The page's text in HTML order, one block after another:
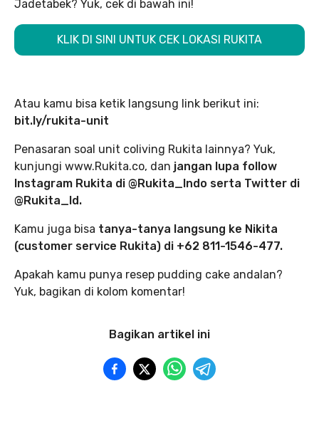
Jadetabek? Yuk, cek di bawah ini!
KLIK DI SINI UNTUK CEK LOKASI RUKITA
Atau kamu bisa ketik langsung link berikut ini:
bit.ly/rukita-unit
Penasaran soal unit coliving Rukita lainnya? Yuk,
kunjungi www.Rukita.co, dan jangan lupa follow
Instagram Rukita di @Rukita_Indo serta Twitter di
@Rukita_Id.
Kamu juga bisa tanya-tanya langsung ke Nikita
(customer service Rukita) di +62 811-1546-477.
Apakah kamu punya resep pudding cake andalan?
Yuk, bagikan di kolom komentar!
Bagikan artikel ini